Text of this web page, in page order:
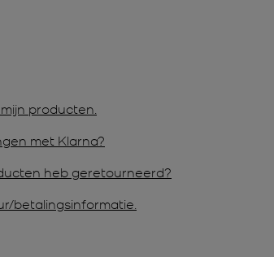
producten.
met Klarna?
heb geretourneerd?
betalingsinformatie.